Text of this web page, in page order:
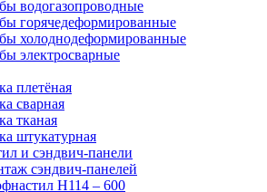
водогазопроводные
горячедеформированные
холоднодеформированные
электросварные
плетёная
сварная
тканая
штукатурная
и сэндвич-панели
сэндвич-панелей
Н114 – 600